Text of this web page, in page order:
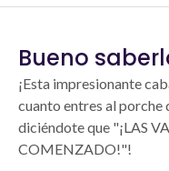
Bueno
¡Esta impresionante
cuanto entres al porche
diciéndote que "¡LAS
COMENZADO!"!